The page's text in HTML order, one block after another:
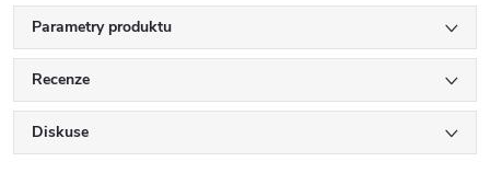
Parametry produktu
Recenze
Diskuse